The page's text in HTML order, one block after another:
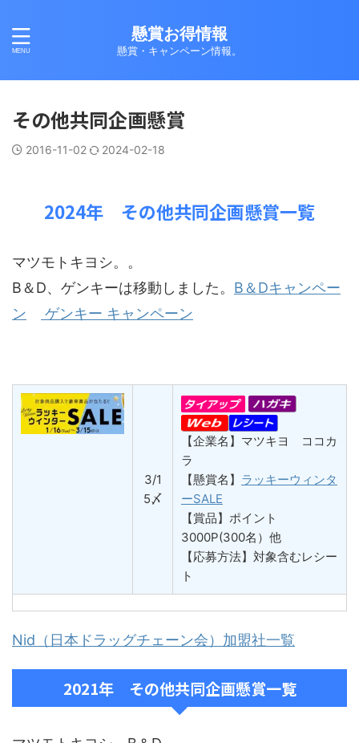
懸賞お得情報
懸賞・キャンペーン情報。
その他共同企画懸賞
2016-11-02 2024-02-18
2024年 その他共同企画懸賞一覧
マツモトキヨシ。。
B＆D、ゲンキーは移動しました。 B＆Dキャンペー
ン
ゲンキー キャンペーン
3/1
5〆
【企業名】マツキヨ ココカ
ラ
【懸賞名】 ラッキーウィンタ
ーSALE
【賞品】ポイント
3000P(300名）他
【応募方法】対象含むレシー
ト
Nid（日本ドラッグチェーン会）加盟社一覧
2021年 その他共同企画懸賞一覧